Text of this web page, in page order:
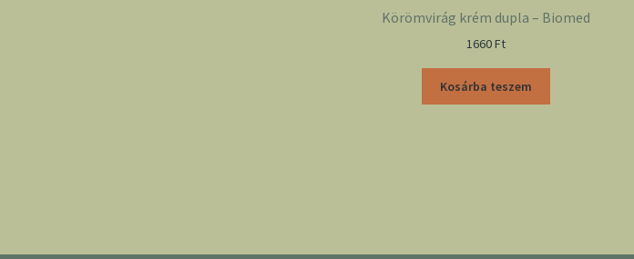
Körömvirág krém dupla – Biomed
1660Ft
Kosárba teszem